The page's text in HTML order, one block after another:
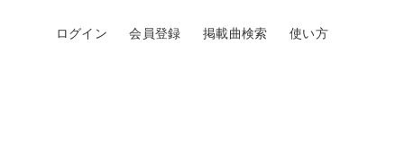
ログイン 会員登録 掲載曲検索 使い方